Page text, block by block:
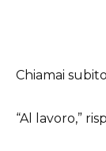
Chiamai
“Al lavoro,”